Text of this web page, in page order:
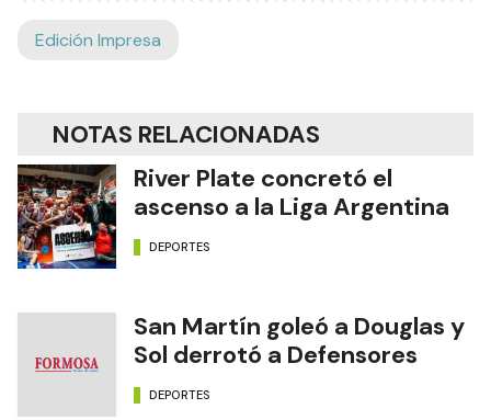
Edición Impresa
NOTAS RELACIONADAS
River Plate concretó el
ascenso a la Liga Argentina
DEPORTES
San Martín goleó a Douglas y
Sol derrotó a Defensores
DEPORTES